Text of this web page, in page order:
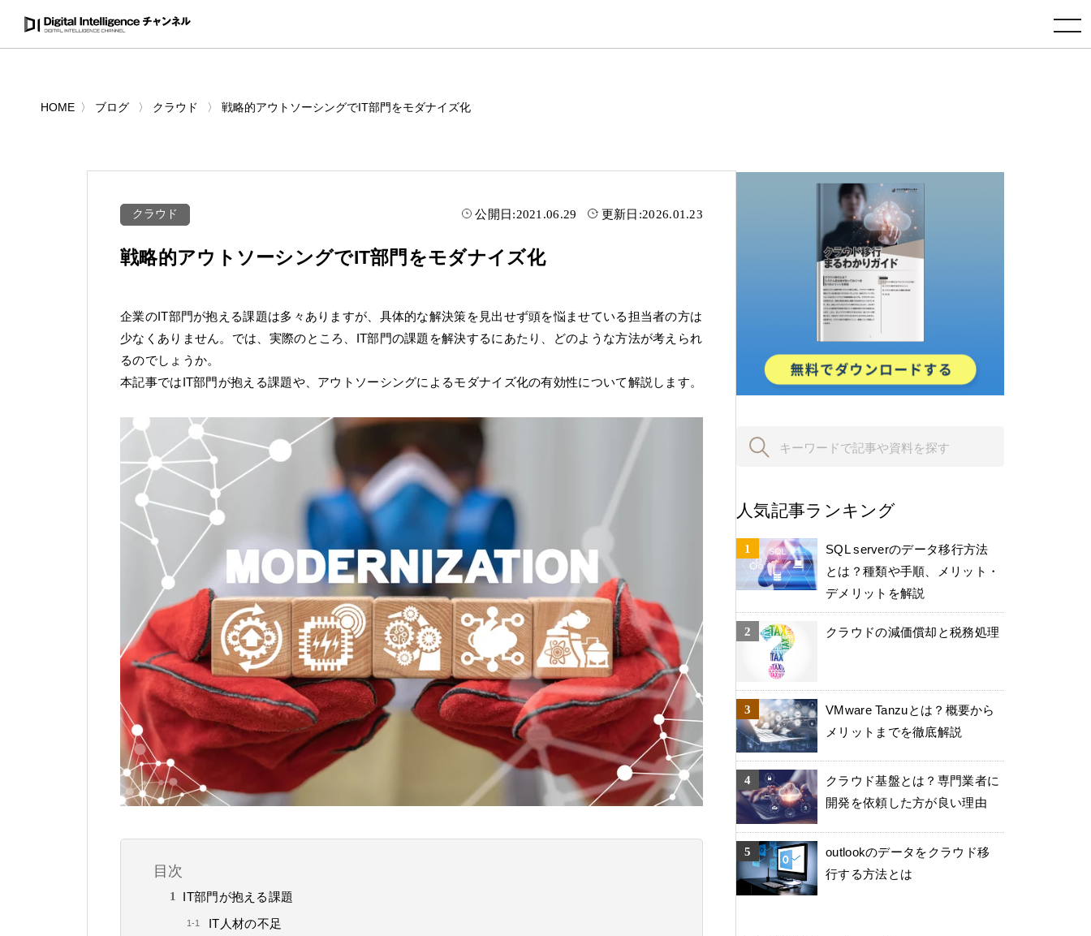
toggle navigation
HOME ブログ クラウド 戦略的アウトソーシングでIT部門をモダナイズ化
クラウド 公開日:2021.06.29 更新日:2026.01.23
戦略的アウトソーシングでIT部門をモダナイズ化
企業のIT部門が抱える課題は多々ありますが、具体的な解決策を見出せず頭を悩ませている担当者の方は
少なくありません。では、実際のところ、IT部門の課題を解決するにあたり、どのような方法が考えられ
るのでしょうか。
本記事ではIT部門が抱える課題や、アウトソーシングによるモダナイズ化の有効性について解説します。
目次
IT部門が抱える課題
IT人材の不足
人気記事ランキング
SQL serverのデータ移行方法
とは？種類や手順、メリット・
デメリットを解説
クラウドの減価償却と税務処理
VMware Tanzuとは？概要から
メリットまでを徹底解説
クラウド基盤とは？専門業者に
開発を依頼した方が良い理由
outlookのデータをクラウド移
行する方法とは